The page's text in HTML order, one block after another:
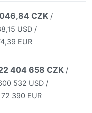
CZK /
USD /
EUR
404 658 CZK /
532 USD /
390 EUR